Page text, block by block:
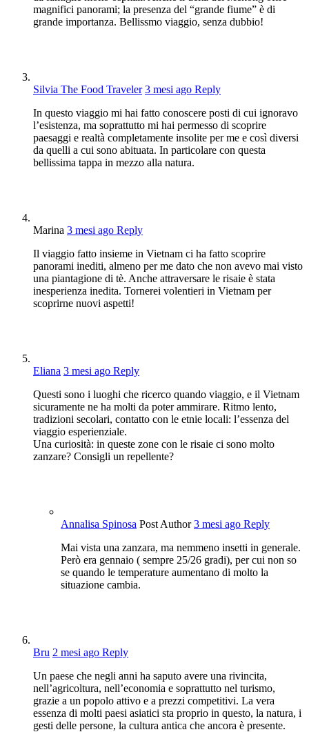
magnifici panorami; la presenza del “grande fiume” è di
grande importanza. Bellissmo viaggio, senza dubbio!
Silvia The Food Traveler 3 mesi ago Reply
In questo viaggio mi hai fatto conoscere posti di cui ignoravo
l’esistenza, ma soprattutto mi hai permesso di scoprire
paesaggi e realtà completamente insolite per me e così diversi
da quelli a cui sono abituata. In particolare con questa
bellissima tappa in mezzo alla natura.
Marina 3 mesi ago Reply
Il viaggio fatto insieme in Vietnam ci ha fatto scoprire
panorami inediti, almeno per me dato che non avevo mai visto
una piantagione di tè. Anche attraversare le risaie è stata
inesperienza inedita. Tornerei volentieri in Vietnam per
scoprirne nuovi aspetti!
Eliana 3 mesi ago Reply
Questi sono i luoghi che ricerco quando viaggio, e il Vietnam
sicuramente ne ha molti da poter ammirare. Ritmo lento,
tradizioni secolari, contatto con le etnie locali: l’essenza del
viaggio esperienziale.
Una curiosità: in queste zone con le risaie ci sono molto
zanzare? Consigli un repellente?
Annalisa Spinosa Post Author 3 mesi ago Reply
Mai vista una zanzara, ma nemmeno insetti in generale.
Però era gennaio ( sempre 25/26 gradi), per cui non so
se quando le temperature aumentano di molto la
situazione cambia.
Bru 2 mesi ago Reply
Un paese che negli anni ha saputo avere una rivincita,
nell’agricoltura, nell’economia e soprattutto nel turismo,
grazie a un popolo attivo e a prezzi competitivi. La vera
essenza di molti paesi asiatici sta proprio in questo, la natura, i
gesti delle persone, la cultura antica che ancora è presente.